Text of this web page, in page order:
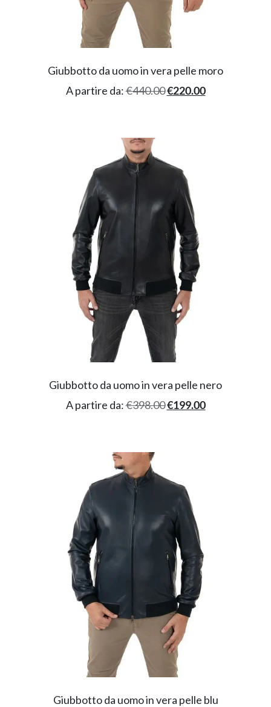
Giubbotto da uomo in vera pelle moro
A partire da:€440.00€220.00
Giubbotto da uomo in vera pelle nero
A partire da:€398.00€199.00
Giubbotto da uomo in vera pelle blu